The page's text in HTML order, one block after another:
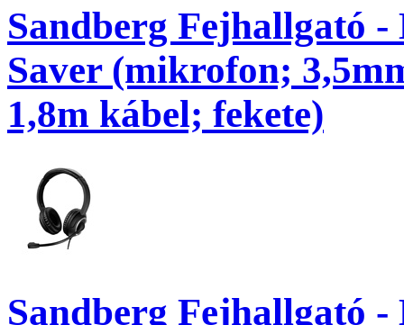
Sandberg Fejhallgató
Saver (mikrofon;
1,8m kábel; fekete)
Sandberg Fejhallgató